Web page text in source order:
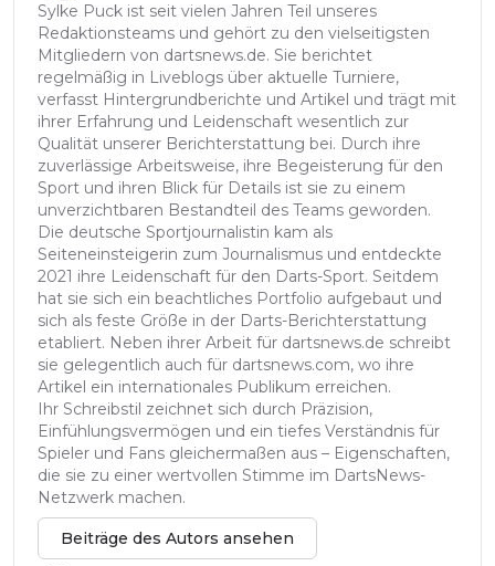
Sylke Puck ist seit vielen Jahren Teil unseres
Redaktionsteams und gehört zu den vielseitigsten
Mitgliedern von dartsnews.de. Sie berichtet
regelmäßig in Liveblogs über aktuelle Turniere,
verfasst Hintergrundberichte und Artikel und trägt mit
ihrer Erfahrung und Leidenschaft wesentlich zur
Qualität unserer Berichterstattung bei. Durch ihre
zuverlässige Arbeitsweise, ihre Begeisterung für den
Sport und ihren Blick für Details ist sie zu einem
unverzichtbaren Bestandteil des Teams geworden.
Die deutsche Sportjournalistin kam als
Seiteneinsteigerin zum Journalismus und entdeckte
2021 ihre Leidenschaft für den Darts-Sport. Seitdem
hat sie sich ein beachtliches Portfolio aufgebaut und
sich als feste Größe in der Darts-Berichterstattung
etabliert. Neben ihrer Arbeit für dartsnews.de schreibt
sie gelegentlich auch für dartsnews.com, wo ihre
Artikel ein internationales Publikum erreichen.
Ihr Schreibstil zeichnet sich durch Präzision,
Einfühlungsvermögen und ein tiefes Verständnis für
Spieler und Fans gleichermaßen aus – Eigenschaften,
die sie zu einer wertvollen Stimme im DartsNews-
Netzwerk machen.
Beiträge des Autors ansehen